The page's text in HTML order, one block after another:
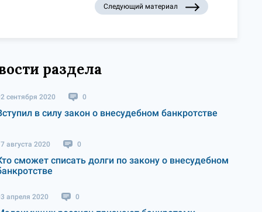
Следующий материал
раздела
сентября 2020 0
в силу закон о внесудебном банкротстве
августа 2020 0
сможет списать долги по закону о внесудебном
апреля 2020 0